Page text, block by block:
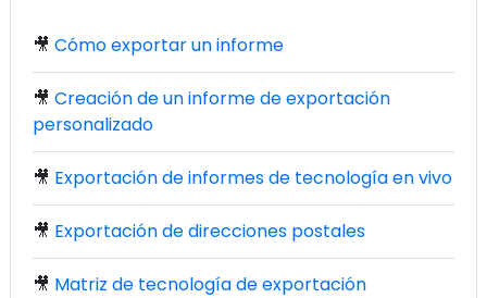
🎥 Cómo exportar un informe
🎥 Creación de un informe de exportación
personalizado
🎥 Exportación de informes de tecnología en vivo
🎥 Exportación de direcciones postales
🎥 Matriz de tecnología de exportación